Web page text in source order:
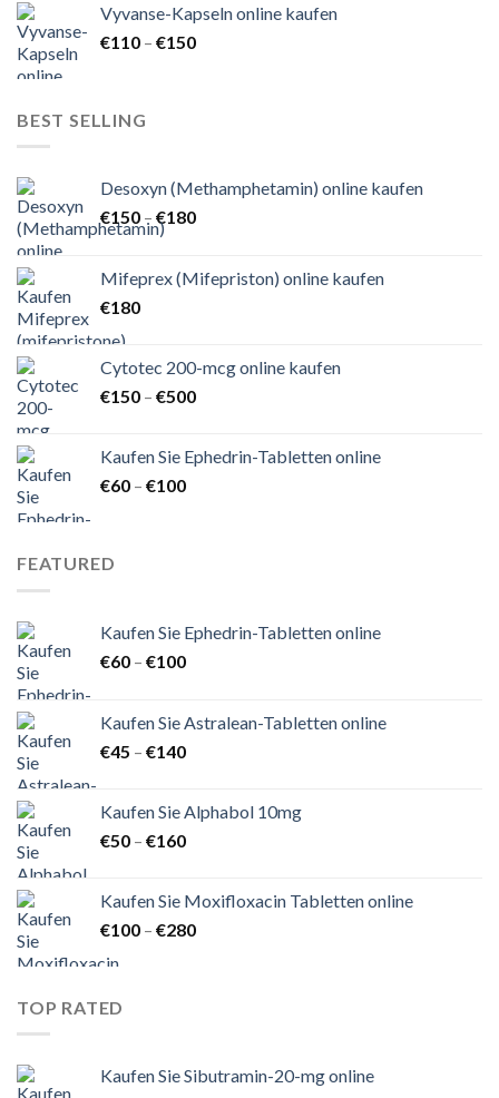
€218
Vyvanse-Kapseln online kaufen
€110 – €150Preisspanne:
BEST SELLING
Desoxyn (Methamphetamin) online kaufen
€150 – €180Preisspanne:
€180
Mifeprex (Mifepriston) online kaufen
€180
Cytotec 200-mcg online kaufen
€150 – €500Preisspanne:
€500
Kaufen Sie Ephedrin-Tabletten online
€60 – €100Preisspanne:
FEATURED
Kaufen Sie Ephedrin-Tabletten online
€60 – €100Preisspanne:
€100
Kaufen Sie Astralean-Tabletten online
€45 – €140Preisspanne:
€140
Kaufen Sie Alphabol 10mg
€50 – €160Preisspanne:
€160
Kaufen Sie Moxifloxacin Tabletten online
€100 – €280Preisspanne:
TOP RATED
Kaufen Sie Sibutramin-20-mg online